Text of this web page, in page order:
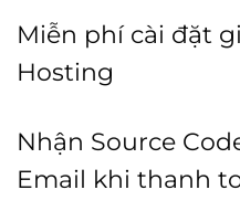
Miễn phí cài đặt
Hosting
Nhận Source
Email khi thanh